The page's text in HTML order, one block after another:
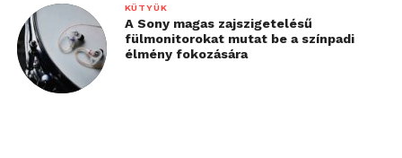
KÜTYÜK
A Sony magas zajszigetelésű
fülmonitorokat mutat be a színpadi
élmény fokozására